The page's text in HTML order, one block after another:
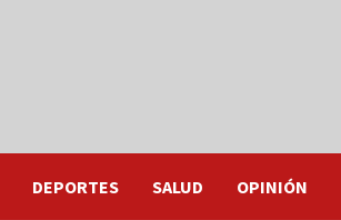
DEPORTES SALUD OPINIÓN